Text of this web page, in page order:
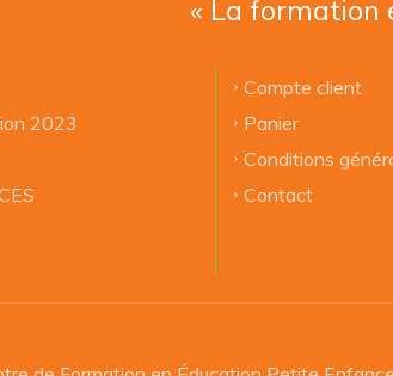
« La formation
2023
Compte client
Panier
Conditions
Contact